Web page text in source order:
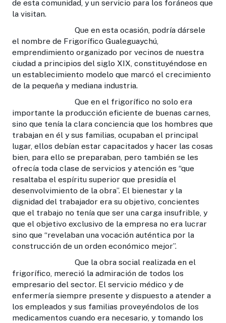
de esta comunidad, y un servicio para los foráneos que
la visitan.
Que en esta ocasión, podría dársele
el nombre de Frigorífico Gualeguaychú,
emprendimiento organizado por vecinos de nuestra
ciudad a principios del siglo XIX, constituyéndose en
un establecimiento modelo que marcó el crecimiento
de la pequeña y mediana industria.
Que en el frigorífico no solo era
importante la producción eficiente de buenas carnes,
sino que tenía la clara conciencia que los hombres que
trabajan en él y sus familias, ocupaban el principal
lugar, ellos debían estar capacitados y hacer las cosas
bien, para ello se preparaban, pero también se les
ofrecía toda clase de servicios y atención es “que
resaltaba el espíritu superior que presidía el
desenvolvimiento de la obra”. El bienestar y la
dignidad del trabajador era su objetivo, concientes
que el trabajo no tenía que ser una carga insufrible, y
que el objetivo exclusivo de la empresa no era lucrar
sino que “revelaban una vocación auténtica por la
construcción de un orden económico mejor”.
Que la obra social realizada en el
frigorífico, mereció la admiración de todos los
empresario del sector. El servicio médico y de
enfermería siempre presente y dispuesto a atender a
los empleados y sus familias proveyéndolos de los
medicamentos cuando era necesario, y tomando los